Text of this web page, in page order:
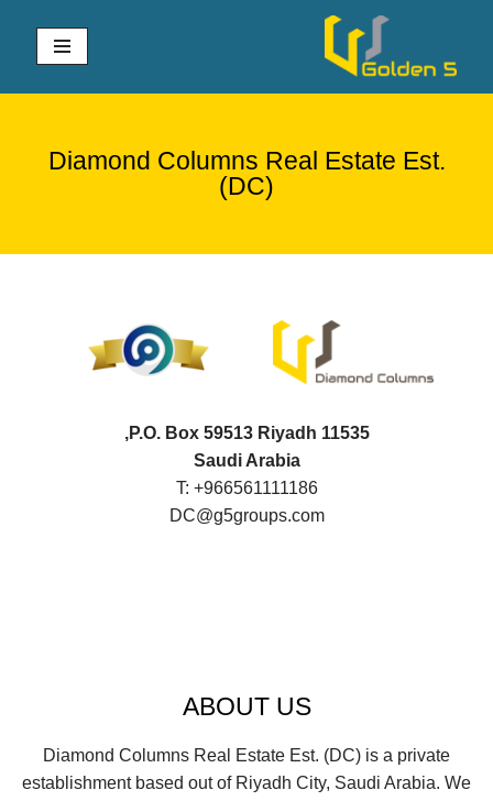
تخطى
Diamond Columns Real Estate Est.
(DC)
P.O. Box 59513 Riyadh 11535,
Saudi Arabia
T: +966561111186
DC@g5groups.com
ABOUT US
Diamond Columns Real Estate Est. (DC) is a private
establishment based out of Riyadh City, Saudi Arabia. We